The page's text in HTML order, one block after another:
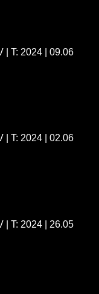
| T: 2024 | 09.06
| T: 2024 | 02.06
| T: 2024 | 26.05